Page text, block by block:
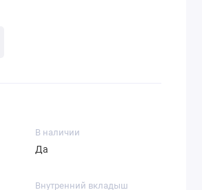
В наличии
Да
Внутренний вкладыш